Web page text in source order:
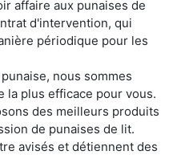
affaire aux punaises de
d'intervention, qui
périodique pour les
nous sommes
la plus efficace pour vous.
des meilleurs produits
de punaises de lit.
avisés et détiennent des